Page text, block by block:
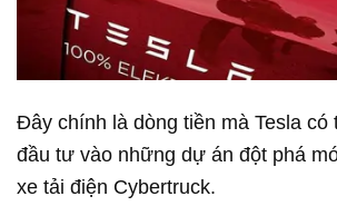
Đây chính là dòng tiền mà Tesla có
đầu tư vào những dự án đột phá
xe tải điện Cybertruck.